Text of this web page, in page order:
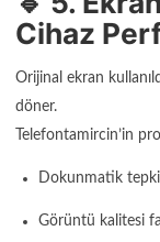
Cihaz
Orijinal ekran
döner.
Telefontamircin’in
Dokunmatik
Görüntü kalitesi